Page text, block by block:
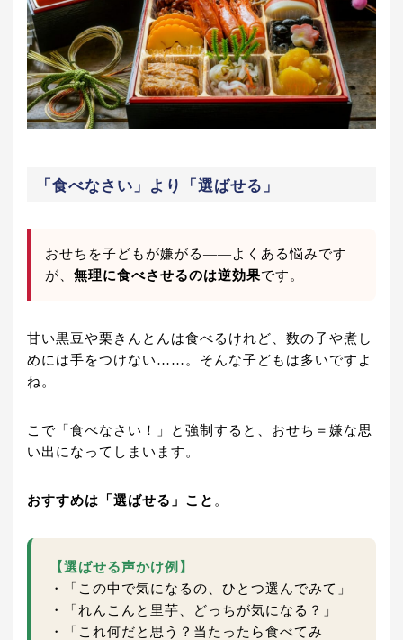
「食べなさい」より「選ばせる」
おせちを子どもが嫌がる——よくある悩みです
が、 無理に食べさせるのは逆効果です。
甘い黒豆や栗きんとんは食べるけれど、数の子や煮し
めには手をつけない……。そんな子どもは多いですよ
ね。
こで「食べなさい！」と強制すると、おせち＝嫌な思
い出になってしまいます。
おすすめは「選ばせる」こと 。
【選ばせる声かけ例】
・「この中で気になるの、ひとつ選んでみて」
・「れんこんと里芋、どっちが気になる？」
・「これ何だと思う？当たったら食べてみ